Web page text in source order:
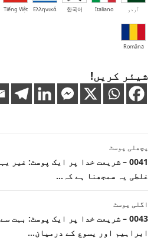
اُردو Italiano
한국어
Ελληνικά
Tiếng Việt
Română
شیئر کریں!
پوسٹوں
کی
نیویگیشن
پچھلی پوسٹ
0041 – شریعت خدا پر ایک پوسٹ:
غلطی یہ سمجھنا ہے کہ…
اگلی پوسٹ
0043 – شریعت خدا پر ایک پوسٹ: بہت
ابراہیم اور یسوع کے درمیان…